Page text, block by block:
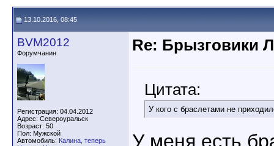
13.10.2016, 08:45
BVM2012
Форумчанин
Регистрация: 04.04.2012
Адрес: Североуральск
Возраст: 50
Пол: Мужской
Автомобиль: Калина, теперь
Re: Брызговики
Цитата:
У кого с браслетами не
У меня есть